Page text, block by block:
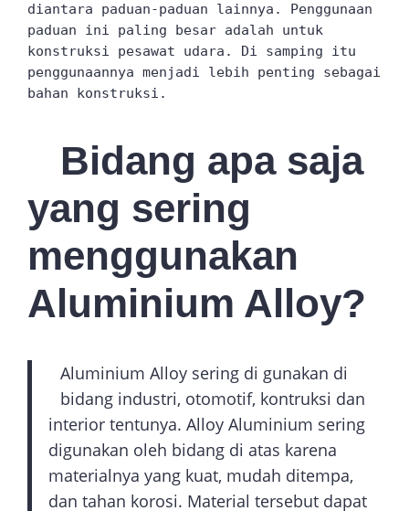
diantara paduan-paduan lainnya. Penggunaan
paduan ini paling besar adalah untuk
konstruksi pesawat udara. Di samping itu
penggunaannya menjadi lebih penting sebagai
bahan konstruksi.
Bidang apa saja
yang sering
menggunakan
Aluminium Alloy?
Aluminium Alloy sering di gunakan di
bidang industri, otomotif, kontruksi dan
interior tentunya. Alloy Aluminium sering
digunakan oleh bidang di atas karena
materialnya yang kuat, mudah ditempa,
dan tahan korosi. Material tersebut dapat